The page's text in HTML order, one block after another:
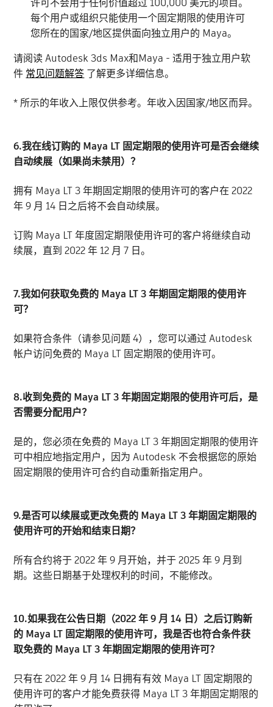
每个用户或组织只能使用一个固定期限的使用许可
您所在的国家/地区提供面向独立用户的 Maya。
请阅读 Autodesk 3ds Max和Maya - 适用于独立用户软
件 常见问题解答 了解更多详细信息。
* 所示的年收入上限仅供参考。年收入因国家/地区而异。
6.我在线订购的 Maya LT 固定期限的使用许可是否会继续
自动续展（如果尚未禁用）？
拥有 Maya LT 3 年期固定期限的使用许可的客户在 2022
年 9 月 14 日之后将不会自动续展。
订购 Maya LT 年度固定期限使用许可的客户将继续自动
续展，直到 2022 年 12 月 7 日。
7.我如何获取免费的 Maya LT 3 年期固定期限的使用许
可？
如果符合条件（请参见问题 4），您可以通过 Autodesk
帐户访问免费的 Maya LT 固定期限的使用许可。
8.收到免费的 Maya LT 3 年期固定期限的使用许可后，是
否需要分配用户？
是的，您必须在免费的 Maya LT 3 年期固定期限的使用许
可中相应地指定用户，因为 Autodesk 不会根据您的原始
固定期限的使用许可合约自动重新指定用户。
9.是否可以续展或更改免费的 Maya LT 3 年期固定期限的
使用许可的开始和结束日期？
所有合约将于 2022 年 9 月开始，并于 2025 年 9 月到
期。这些日期基于处理权利的时间，不能修改。
10.如果我在公告日期（2022 年 9 月 14 日）之后订购新
的 Maya LT 固定期限的使用许可，我是否也符合条件获
取免费的 Maya LT 3 年期固定期限的使用许可？
只有在 2022 年 9 月 14 日拥有有效 Maya LT 固定期限的
使用许可的客户才能免费获得 Maya LT 3 年期固定期限的